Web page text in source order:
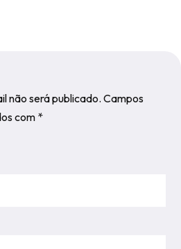
não será publicado. Campos
com *